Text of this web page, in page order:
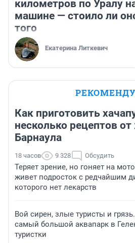
километров по Уралу на
машине — стоило ли оно
того
Екатерина Литкевич
Как приготовить
несколько рецептов
Барнаула
18 часов 9 328 Обсудить
Теряет зрение, но гоняет на
живет подросток с редчайшим
которого нет лекарств
Вой сирен, злые туристы и
самый большой аквапарк в
туристки